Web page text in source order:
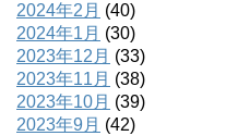
2024年2月 (40)
2024年1月 (30)
2023年12月 (33)
2023年11月 (38)
2023年10月 (39)
2023年9月 (42)